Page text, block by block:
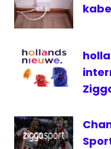
reclame
reclamevrij
televisie